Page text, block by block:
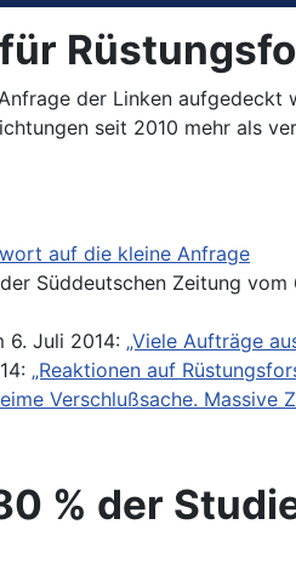
der Linken
seit 2010 mehr als
auf die kleine Anfrage
Süddeutschen Zeitung vom
6. Juli 2014: „Viele Aufträge
„Reaktionen auf
Verschlußsache.
% der